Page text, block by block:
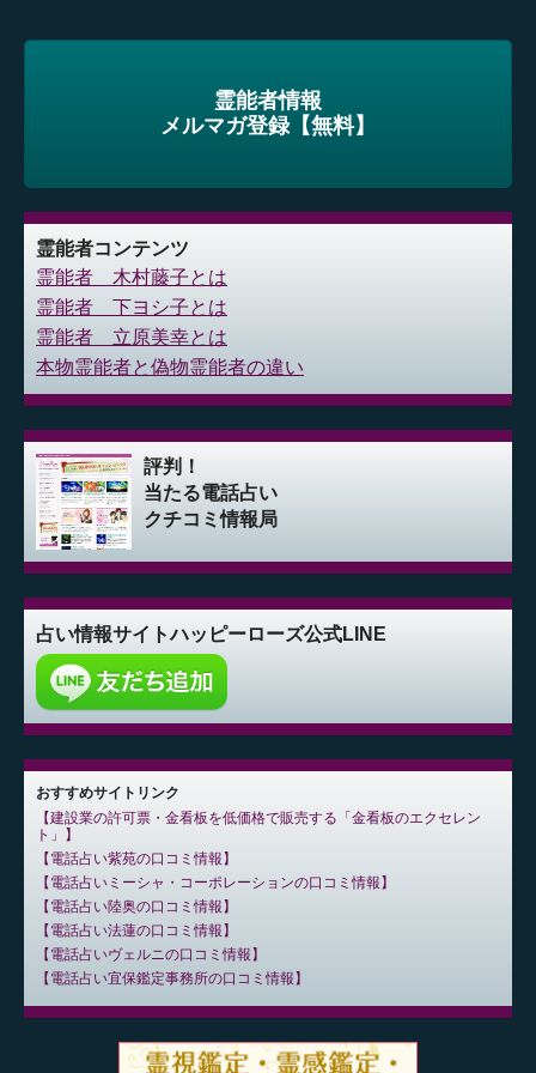
霊能者情報
メルマガ登録【無料】
霊能者コンテンツ
霊能者 木村藤子とは
霊能者 下ヨシ子とは
霊能者 立原美幸とは
本物霊能者と偽物霊能者の違い
評判！
当たる電話占い
クチコミ情報局
占い情報サイトハッピーローズ公式LINE
おすすめサイトリンク
建設業の許可票・金看板を低価格で販売する「金看板のエクセレン
ト」
電話占い紫苑の口コミ情報
電話占いミーシャ・コーポレーションの口コミ情報
電話占い陸奥の口コミ情報
電話占い法蓮の口コミ情報
電話占いヴェルニの口コミ情報
電話占い宜保鑑定事務所の口コミ情報